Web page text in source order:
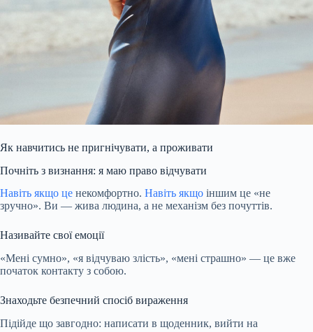
Як навчитись не пригнічувати, а проживати
Почніть з визнання: я маю право відчувати
Навіть якщо це некомфортно. Навіть якщо іншим це «не
зручно». Ви — жива людина, а не механізм без почуттів.
Називайте свої емоції
«Мені сумно», «я відчуваю злість», «мені страшно» — це вже
початок контакту з собою.
Знаходьте безпечний спосіб вираження
Підійде що завгодно: написати в щоденник, вийти на